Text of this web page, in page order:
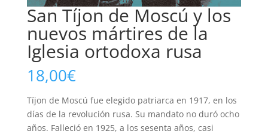
San Tíjon de Moscú y los
nuevos mártires de la
Iglesia ortodoxa rusa
18,00€
Tíjon de Moscú fue elegido patriarca en 1917, en los
días de la revolución rusa. Su mandato no duró ocho
años. Falleció en 1925, a los sesenta años, casi